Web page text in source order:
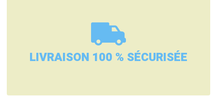
LIVRAISON 100 % SÉCURISÉE